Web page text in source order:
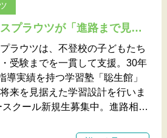
フリースクール・スプラウツが「進路まで見据えられる」理由 ――30年以上・600名超の指導実績が支える学びの場
ラウツは、不登校の子どもたち
受験までを一貫して支援。30年
導実績を持つ学習塾「聡生館」
来を見据えた学習設計を行いま
クール新規生募集中。進路相談